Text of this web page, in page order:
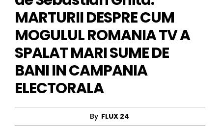
MARTURII DESPRE CUM
MOGULUL ROMANIA TV A
SPALAT MARI SUME DE
BANI IN CAMPANIA
ELECTORALA
By FLUX 24